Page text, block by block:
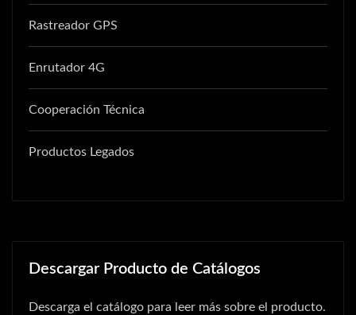
Rastreador GPS
Enrutador 4G
Cooperación Técnica
Productos Legados
Descargar Producto de Catálogos
Descarga el catálogo para leer más sobre el producto.